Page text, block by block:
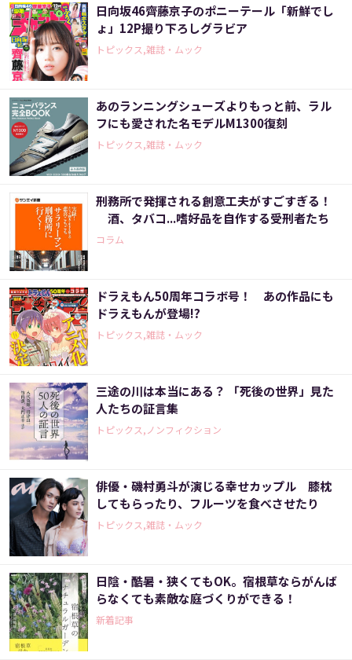
日向坂46齊藤京子のポニーテール「新鮮でし
ょ」12P撮り下ろしグラビア
トピックス,雑誌・ムック
あのランニングシューズよりもっと前、ラル
フにも愛された名モデルM1300復刻
トピックス,雑誌・ムック
刑務所で発揮される創意工夫がすごすぎる！
酒、タバコ...嗜好品を自作する受刑者たち
コラム
ドラえもん50周年コラボ号！ あの作品にも
ドラえもんが登場!?
トピックス,雑誌・ムック
三途の川は本当にある？ 「死後の世界」見た
人たちの証言集
トピックス,ノンフィクション
俳優・磯村勇斗が演じる幸せカップル 膝枕
してもらったり、フルーツを食べさせたり
トピックス,雑誌・ムック
日陰・酷暑・狭くてもOK。宿根草ならがんば
らなくても素敵な庭づくりができる！
新着記事